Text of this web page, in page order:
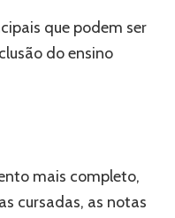
que podem ser
do ensino
mais completo,
cursadas, as notas